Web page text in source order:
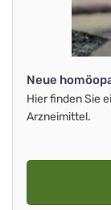
Neue
Hier finden Sie
Arzneimittel.